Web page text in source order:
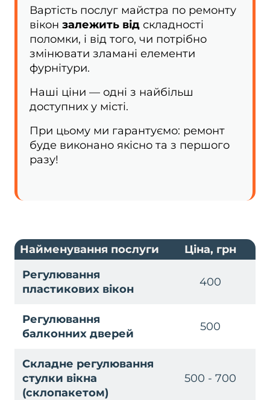
Вартість послуг майстра по ремонту
вікон залежить від складності
поломки, і від того, чи потрібно
змінювати зламані елементи
фурнітури.
Наші ціни — одні з найбільш
доступних у місті.
При цьому ми гарантуємо: ремонт
буде виконано якісно та з першого
разу!
Найменування послуги
Ціна, грн
Регулювання
пластикових вікон
400
Регулювання
балконних дверей
500
Складне регулювання
стулки вікна
(склопакетом)
500 - 700